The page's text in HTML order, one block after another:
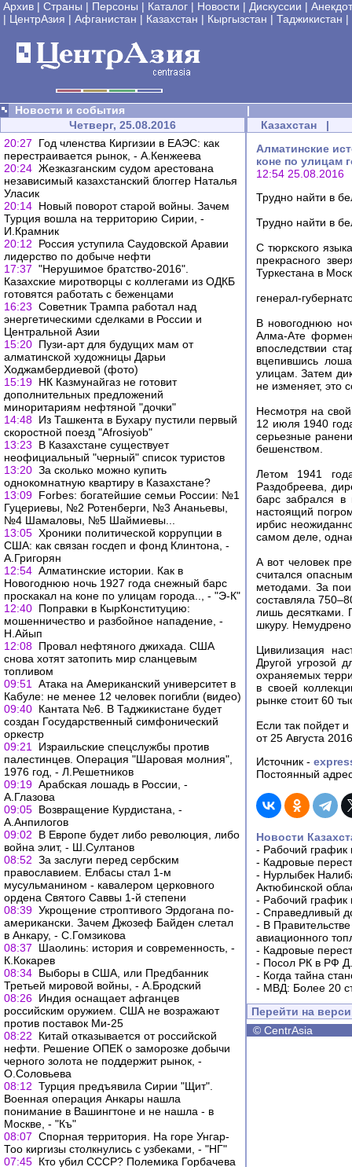
Архив | Страны | Персоны | Каталог | Новости | Дискуссии |
| ЦентрАзия | Афганистан | Казахстан | Кыргызстан | Таджикистан |
Новости и события
|
Четверг, 25.08.2016
20:27
Год членства Киргизии в ЕАЭС: как
перестраивается рынок, - А.Кенжеева
20:24 Жезказганским судом арестована
независимый казахстанский блоггер Наталья
Уласик
20:14 Новый поворот старой войны. Зачем
Турция вошла на территорию Сирии, -
И.Крамник
20:12
Россия уступила Саудовской Аравии
лидерство по добыче нефти
17:37 "Нерушимое братство-2016".
Казахские миротворцы с коллегами из ОДКБ
готовятся работать с беженцами
16:23 Советник Трампа работал над
энергетическими сделками в России и
Центральной Азии
15:20 Пузи-арт для будущих мам от
алматинской художницы Дарьи
Ходжамбердиевой (фото)
15:19 НК Казмунайгаз не готовит
дополнительных предложений
миноритариям нефтяной "дочки"
14:48 Из Ташкента в Бухару пустили первый
скоростной поезд "Afrosiyob"
13:23
В Казахстане существует
неофициальный "черный" список туристов
13:20 За сколько можно купить
однокомнатную квартиру в Казахстане?
13:09 Forbes: богатейшие семьи России: №1
Гуцериевы, №2 Ротенберги, №3 Ананьевы,
№4 Шамаловы, №5 Шаймиевы...
13:05 Хроники политической коррупции в
США: как связан госдеп и фонд Клинтона, -
А.Григорян
12:54 Алматинские истории. Как в
Новогоднюю ночь 1927 года снежный барс
проскакал на коне по улицам города.., - "Э-К"
12:40 Поправки в КырКонституцию:
мошенничество и разбойное нападение, -
Н.Айып
12:08 Провал нефтяного джихада. США
снова хотят затопить мир сланцевым
топливом
09:51
Атака на Американский университет в
Кабуле: не менее 12 человек погибли (видео)
09:40 Кантата №6. В Таджикистане будет
создан Государственный симфонический
оркестр
09:21
Израильские спецслужбы против
палестинцев. Операция "Шаровая молния",
1976 год, - Л.Решетников
09:19 Арабская лошадь в России, -
А.Глазова
09:05 Возвращение Курдистана, -
А.Анпилогов
09:02
В Европе будет либо революция, либо
война элит, - Ш.Султанов
08:52 За заслуги перед сербским
православием. Елбасы стал 1-м
мусульманином - кавалером церковного
ордена Святого Саввы 1-й степени
08:39 Укрощение строптивого Эрдогана по-
американски. Зачем Джозеф Байден слетал
в Анкару, - С.Гомзикова
08:37
Шаолинь: история и современность, -
К.Кокарев
08:34 Выборы в США, или Предбанник
Третьей мировой войны, - А.Бродский
08:26 Индия оснащает афганцев
российским оружием. США не возражают
против поставок Ми-25
08:22
Китай отказывается от российской
нефти. Решение ОПЕК о заморозке добычи
черного золота не поддержит рынок, -
О.Соловьева
08:12 Турция предъявила Сирии "Щит".
Военная операция Анкары нашла
понимание в Вашингтоне и не нашла - в
Москве, - "Къ"
08:07 Спорная территория. На горе Унгар-
Тоо киргизы столкнулись с узбеками, - "НГ"
07:45 Кто убил СССР? Полемика Горбачева
Казахстан |
Алматинские
коне по улицам
12:54 25.08.2016
Трудно найти в
Трудно найти в
С тюркского
прекрасного
Туркестана в
генерал-
В новогоднюю
Алма-Ате
впоследствии
вцепившись
улицам. Затем
не изменяет, это
Несмотря на
12 июля 1940
серьезные
бешенством.
Летом 1941
Раздобреева,
барс забрался в
настоящий
ирбис
самом деле,
А вот человек
считался
методами. За
составляла
лишь десятками.
шкуру.
Цивилизация
Другой угрозой
охраняемых
в своей
рынке стоит 60
Если так пойдет
от 25 Августа
Источник -
Постоянный
Новости
- Рабочий график
- Кадровые
- Нурлыбек
Актюбинской
- Рабочий график
- Справедливый
- В
авиационного
- Кадровые
- Посол РК в РФ
- Когда тайна
- МВД: Более 20
Перейти на
© CentrAsia